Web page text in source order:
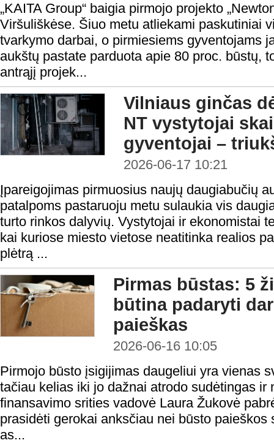
„KAITA Group“ baigia pirmojo projekto
Viršuliškėse. Šiuo metu atliekami paskutiniai
tvarkymo darbai, o pirmiesiems gyventojams
aukštų pastate parduota apie 80 proc. būstų,
antrąjį projek...
Vilniaus ginčas
NT vystytojai
gyventojai –
2026-06-17 10:21
Įpareigojimas pirmuosius naujų daugiabučių
patalpoms pastaruoju metu sulaukia vis
turto rinkos dalyvių. Vystytojai ir ekonomistai
kai kuriose miesto vietose neatitinka realios
plėtrą ...
Pirmas būstas: 5
būtina padaryti
paieškas
2026-06-16 10:05
Pirmojo būsto įsigijimas daugeliui yra vienas
tačiau kelias iki jo dažnai atrodo sudėtingas ir
finansavimo srities vadovė Laura Žukovė
prasidėti gerokai anksčiau nei būsto paieškos
as...